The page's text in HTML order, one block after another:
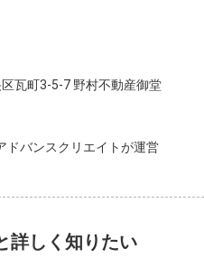
瓦町3-5-7 野村不動産御堂
ドバンスクリエイトが運営
詳しく知りたい